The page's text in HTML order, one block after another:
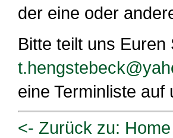
der eine oder
Bitte teilt uns
t.hengstebeck@
eine Terminliste
<- Zurück zu: Home